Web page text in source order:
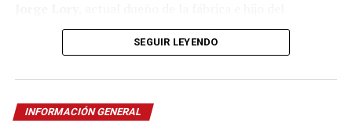
Ver esta publicación en Instagram
fundador de la empresa, que cuenta con más de 50 años
Oberá.
Una oportunidad nacida en la
SEGUIR LEYENDO
INFORMACIÓN GENERAL